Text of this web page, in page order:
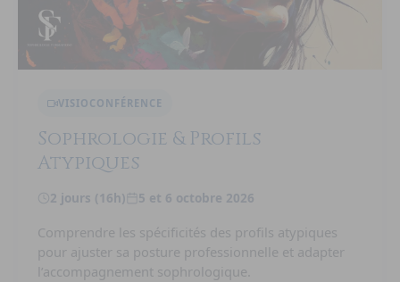
VISIOCONFÉRENCE
Sophrologie & Profils
Atypiques
2 jours (16h) 5 et 6 octobre 2026
Comprendre les spécificités des profils atypiques
pour ajuster sa posture professionnelle et adapter
l’accompagnement sophrologique.